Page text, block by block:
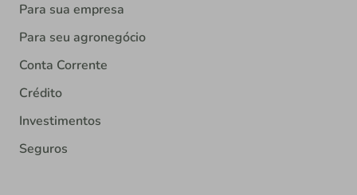
Para sua empresa
Para seu agronegócio
Conta Corrente
Crédito
Investimentos
Seguros